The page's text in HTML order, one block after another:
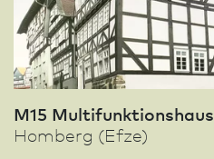
M15 Multifunktionshaus
Homberg (Efze)